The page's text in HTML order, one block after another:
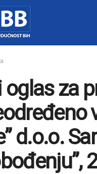
oglas za
d.o.o.